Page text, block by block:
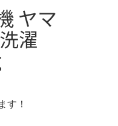
ヤマ
濯
す！